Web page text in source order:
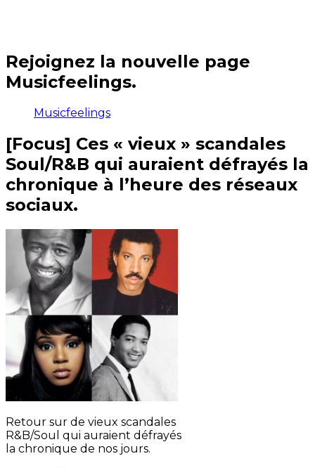
Rejoignez la nouvelle page
Musicfeelings.
Musicfeelings
[Focus] Ces « vieux » scandales
Soul/R&B qui auraient défrayés la
chronique à l’heure des réseaux
sociaux.
Retour sur de vieux scandales
R&B/Soul qui auraient défrayés
la chronique de nos jours.